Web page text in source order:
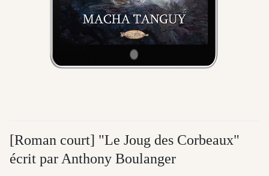
[Roman court] "Le Joug des Corbeaux"
écrit par Anthony Boulanger